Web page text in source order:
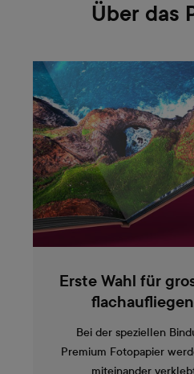
Über das
Erste Wahl für
Bei der speziellen
Premium Fotopapier
miteinander